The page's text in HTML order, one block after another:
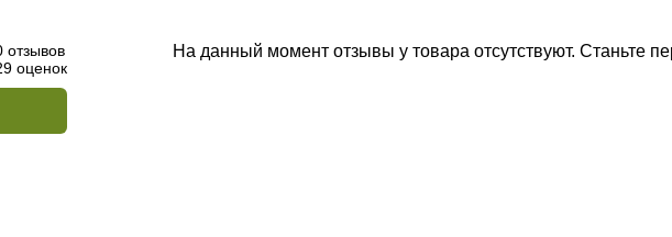
отзывов
оценок
На данный момент отзывы у товара отсутствуют. Станьте